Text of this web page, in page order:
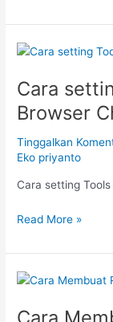
Cara
Browser
Tinggalkan
Eko priyanto
Cara setting
Cara
Tools
Efbijumper
di
Browser
Chrome
Read More »
Cara
Cara
Ribuan